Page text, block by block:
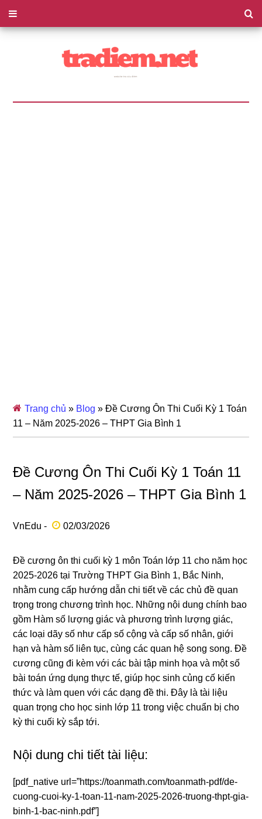
Trang chủ » Blog »Đề Cương Ôn Thi Cuối Kỳ 1 Toán
11 – Năm 2025-2026 – THPT Gia Bình 1
Đề Cương Ôn Thi Cuối Kỳ 1 Toán 11
– Năm 2025-2026 – THPT Gia Bình 1
VnEdu - 02/03/2026
Đề cương ôn thi cuối kỳ 1 môn Toán lớp 11 cho năm học
2025-2026 tại Trường THPT Gia Bình 1, Bắc Ninh,
nhằm cung cấp hướng dẫn chi tiết về các chủ đề quan
trọng trong chương trình học. Những nội dung chính bao
gồm Hàm số lượng giác và phương trình lượng giác,
các loại dãy số như cấp số cộng và cấp số nhân, giới
hạn và hàm số liên tục, cùng các quan hệ song song. Đề
cương cũng đi kèm với các bài tập minh họa và một số
bài toán ứng dụng thực tế, giúp học sinh củng cố kiến
thức và làm quen với các dạng đề thi. Đây là tài liệu
quan trọng cho học sinh lớp 11 trong việc chuẩn bị cho
kỳ thi cuối kỳ sắp tới.
Nội dung chi tiết tài liệu:
[pdf_native url=”https://toanmath.com/toanmath-pdf/de-
cuong-cuoi-ky-1-toan-11-nam-2025-2026-truong-thpt-gia-
binh-1-bac-ninh.pdf”]